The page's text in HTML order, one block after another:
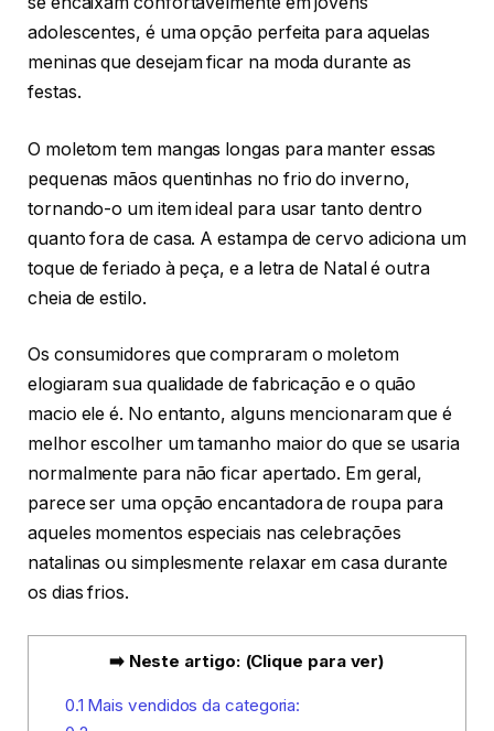
adolescentes, é uma opção perfeita para aquelas
meninas que desejam ficar na moda durante as
festas.
O moletom tem mangas longas para manter essas
pequenas mãos quentinhas no frio do inverno,
tornando-o um item ideal para usar tanto dentro
quanto fora de casa. A estampa de cervo adiciona um
toque de feriado à peça, e a letra de Natal é outra
cheia de estilo.
Os consumidores que compraram o moletom
elogiaram sua qualidade de fabricação e o quão
macio ele é. No entanto, alguns mencionaram que é
melhor escolher um tamanho maior do que se usaria
normalmente para não ficar apertado. Em geral,
parece ser uma opção encantadora de roupa para
aqueles momentos especiais nas celebrações
natalinas ou simplesmente relaxar em casa durante
os dias frios.
➡️ Neste artigo: (Clique para ver)
0.1 Mais vendidos da categoria: